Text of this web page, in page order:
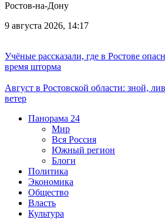
Ростов-на-Дону
9 августа 2026, 14:17
Учёные рассказали, где в Ростове
время шторма
Август в Ростовской области: зной,
ветер
Панорама 24
Мир
Вся Россия
Южный регион
Блоги
Политика
Экономика
Общество
Власть
Культура